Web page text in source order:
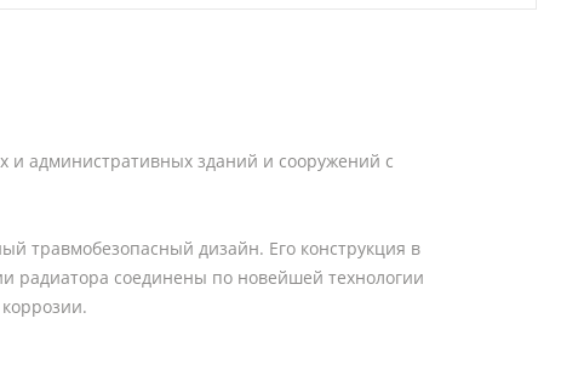
и административных зданий и сооружений с
травмобезопасный дизайн. Его конструкция в
радиатора соединены по новейшей технологии